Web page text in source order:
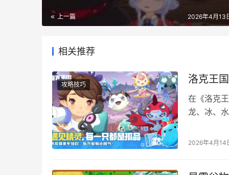
上一篇 2026年4月13
相关推荐
攻略技巧 洛克王
在《洛克
龙、冰、
行，将助
2026年4月14